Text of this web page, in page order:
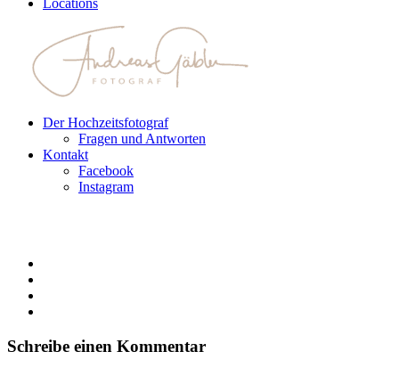
Locations
Der Hochzeitsfotograf
Fragen und Antworten
Kontakt
Facebook
Instagram
Schreibe einen Kommentar